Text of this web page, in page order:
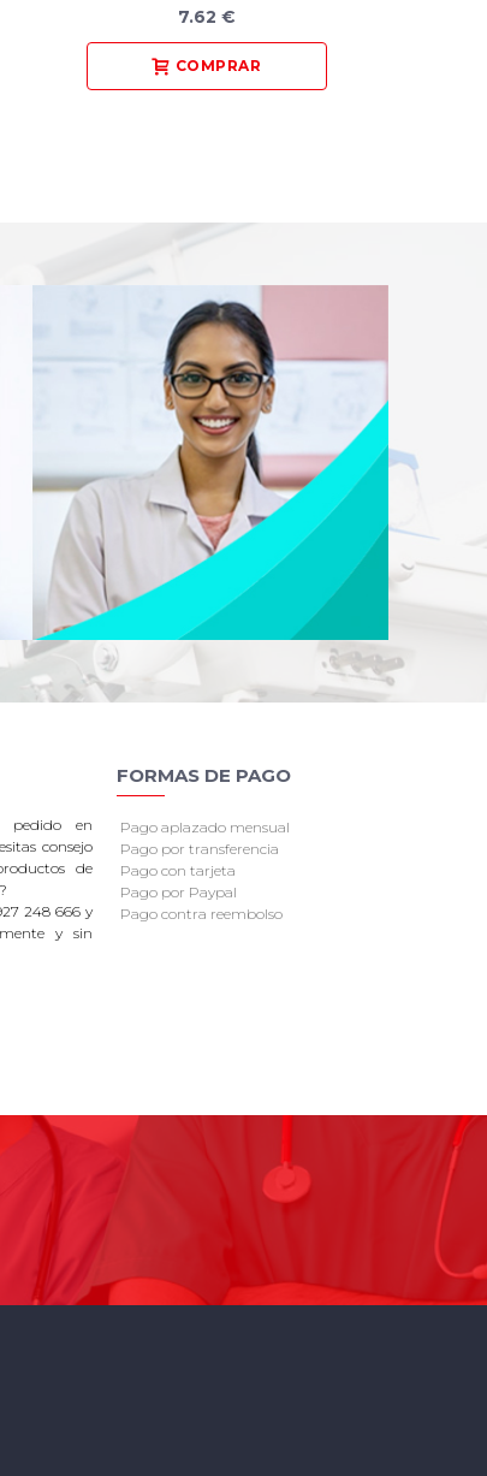
7.62 €
pedido en
consejo
de
248 666 y
y sin
FORMAS DE PAGO
Pago aplazado mensual
Pago por transferencia
Pago con tarjeta
Pago por Paypal
Pago contra reembolso